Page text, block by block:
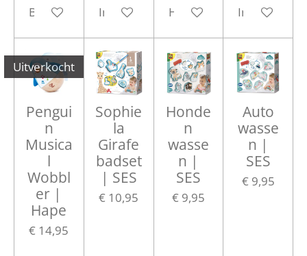
Bekijk details In winkelwagenHoud mij op de hoogte
In
Uitverkocht
Pengui
n
Musica
l
Wobbl
er |
Hape
€ 14,95
Sophie
la
Girafe
badset
| SES
€ 10,95
Honde
n
wasse
n |
SES
€ 9,95
Auto
wasse
n |
SES
€ 9,95